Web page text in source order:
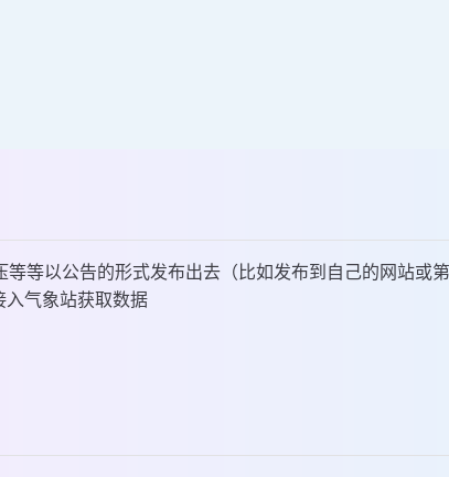
等以公告的形式发布出去（比如发布到自己的网站或第
入气象站获取数据